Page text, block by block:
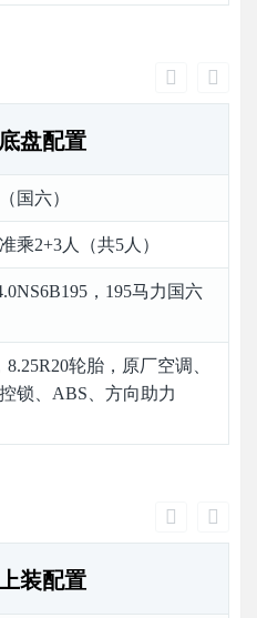
盘配置
国六）
乘2+3人（共5人）
，195马力国六
8.25R20轮胎，原厂空调、
锁、ABS、方向助力
装配置